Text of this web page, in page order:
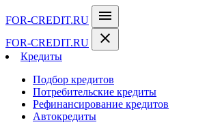
FOR-CREDIT.RU menu
FOR-CREDIT.RU close
Кредиты
Подбор кредитов
Потребительские кредиты
Рефинансирование кредитов
Автокредиты